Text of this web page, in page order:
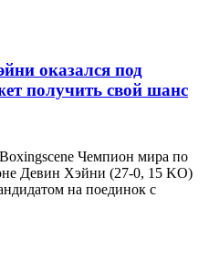
оказался под
получить свой шанс
Чемпион мира по
Девин Хэйни (27-0, 15 KO)
на поединок с